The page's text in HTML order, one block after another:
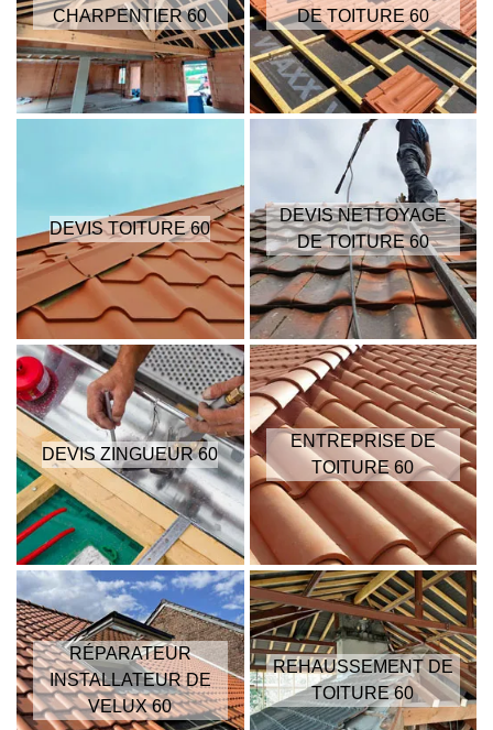
CHARPENTIER 60
DE TOITURE 60
DEVIS TOITURE 60
DEVIS NETTOYAGE
DE TOITURE 60
DEVIS ZINGUEUR 60
ENTREPRISE DE
TOITURE 60
RÉPARATEUR
INSTALLATEUR DE
VELUX 60
REHAUSSEMENT DE
TOITURE 60